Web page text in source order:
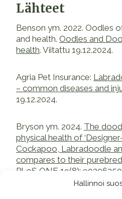
Hallinnoi
Lähteet
Benson ym. 2022. Oodles
and health. Oodles and
health. Viitattu 19.12.2024.
Agria Pet Insurance:
– common diseases and
19.12.2024.
Bryson ym. 2024. The
physical health of
Cockapoo, Labradoodle
compares to their
PLoS ONE 19(8): e0306350.